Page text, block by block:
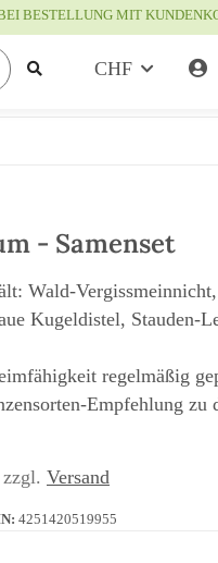
BESTELLUNG MIT
CHF
- Samenset
Wald-
Kugeldistel, Stauden-
regelmäßig
Empfehlung zu
Versand
4251420519955